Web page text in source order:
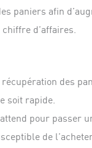
paniers afin
d’affaires.
récupération des
soit rapide.
pour passer
de